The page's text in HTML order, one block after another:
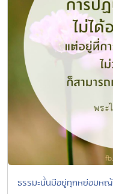
ธรรมะนั้นมีอยู่ทุกหย่อม